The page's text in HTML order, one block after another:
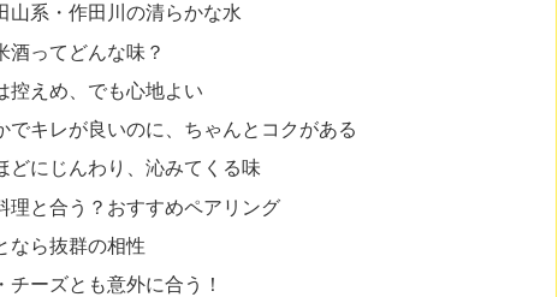
山系・作田川の清らかな水
酒ってどんな味？
控えめ、でも心地よい
でキレが良いのに、ちゃんとコクがある
どにじんわり、沁みてくる味
理と合う？おすすめペアリング
なら抜群の相性
チーズとも意外に合う！